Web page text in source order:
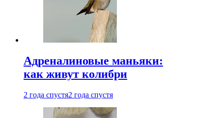
Адреналиновые маньяки:
как живут колибри
2 года спустя2 года спустя